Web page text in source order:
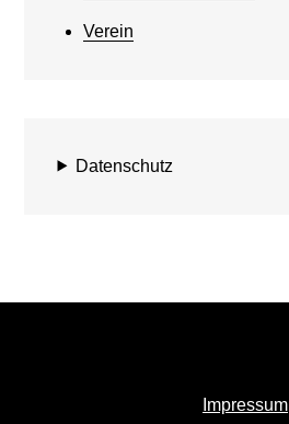
Verein
Datenschutz
Impressum